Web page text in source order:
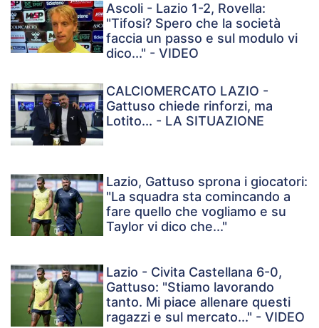
Ascoli - Lazio 1-2, Rovella:
"Tifosi? Spero che la società
faccia un passo e sul modulo vi
dico..." - VIDEO
CALCIOMERCATO LAZIO -
Gattuso chiede rinforzi, ma
Lotito... - LA SITUAZIONE
Lazio, Gattuso sprona i giocatori:
"La squadra sta comincando a
fare quello che vogliamo e su
Taylor vi dico che..."
Lazio - Civita Castellana 6-0,
Gattuso: "Stiamo lavorando
tanto. Mi piace allenare questi
ragazzi e sul mercato..." - VIDEO